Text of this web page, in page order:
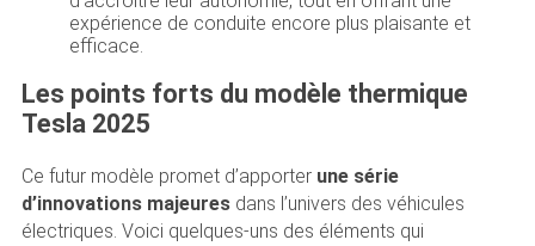
expérience de conduite encore plus plaisante et
efficace.
Les points forts du modèle thermique
Tesla 2025
Ce futur modèle promet d’apporter une série
d’innovations majeuresdans l’univers des véhicules
électriques. Voici quelques-uns des éléments qui